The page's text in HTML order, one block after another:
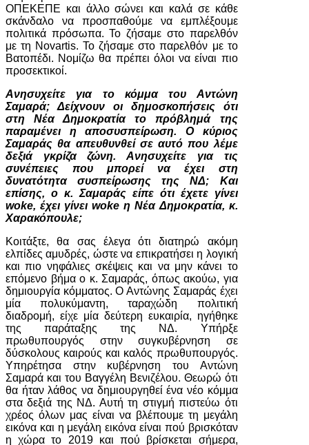
ΟΠΕΚΕΠΕ και άλλο σώνει και καλά σε κάθε
σκάνδαλο να προσπαθούμε να εμπλέξουμε
πολιτικά πρόσωπα. Το ζήσαμε στο παρελθόν
με τη Novartis. Το ζήσαμε στο παρελθόν με το
Βατοπέδι. Νομίζω θα πρέπει όλοι να είναι πιο
προσεκτικοί.
Ανησυχείτε για το κόμμα του Αντώνη
Σαμαρά; Δείχνουν οι δημοσκοπήσεις ότι
στη Νέα Δημοκρατία το πρόβλημά της
παραμένει η αποσυσπείρωση. Ο κύριος
Σαμαράς θα απευθυνθεί σε αυτό που λέμε
δεξιά γκρίζα ζώνη. Ανησυχείτε για τις
συνέπειες που μπορεί να έχει στη
δυνατότητα συσπείρωσης της ΝΔ; Και
επίσης, ο κ. Σαμαράς είπε ότι έχετε γίνει
woke, έχει γίνει woke η Νέα Δημοκρατία, κ.
Χαρακόπουλε;
Κοιτάξτε, θα σας έλεγα ότι διατηρώ ακόμη
ελπίδες αμυδρές, ώστε να επικρατήσει η λογική
και πιο νηφάλιες σκέψεις και να μην κάνει το
επόμενο βήμα ο κ. Σαμαράς, όπως ακούω, για
δημιουργία κόμματος. Ο Αντώνης Σαμαράς έχει
μία πολυκύμαντη, ταραχώδη πολιτική
διαδρομή, είχε μία δεύτερη ευκαιρία, ηγήθηκε
της παράταξης της ΝΔ. Υπήρξε
πρωθυπουργός στην συγκυβέρνηση σε
δύσκολους καιρούς και καλός πρωθυπουργός.
Υπηρέτησα στην κυβέρνηση του Αντώνη
Σαμαρά και του Βαγγέλη Βενιζέλου. Θεωρώ ότι
θα ήταν λάθος να δημιουργηθεί ένα νέο κόμμα
στα δεξιά της ΝΔ. Αυτή τη στιγμή πιστεύω ότι
χρέος όλων μας είναι να βλέπουμε τη μεγάλη
εικόνα και η μεγάλη εικόνα είναι πού βρισκόταν
η χώρα το 2019 και πού βρίσκεται σήμερα,